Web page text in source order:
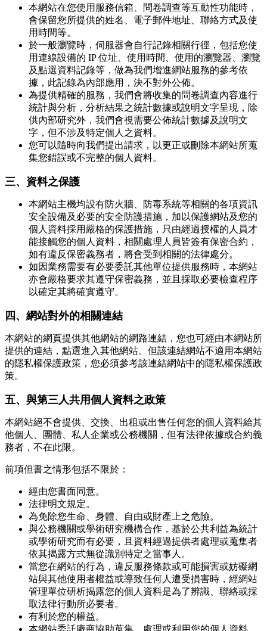
本網站在您使用服務信箱、問卷調查等互動性功能時，
會保留您所提供的姓名、電子郵件地址、聯絡方式及使
用時間等。
於一般瀏覽時，伺服器會自行記錄相關行徑，包括您使
用連線設備的 IP 位址、使用時間、使用的瀏覽器、瀏覽
及點選資料記錄等，做為我們增進網站服務的參考依
據，此記錄為內部應用，決不對外公佈。
為提供精確的服務，我們會將收集的問卷調查內容進行
統計與分析，分析結果之統計數據或說明文字呈現，除
供內部研究外，我們會視需要公佈統計數據及說明文
字，但不涉及特定個人之資料。
您可以隨時向我們提出請求，以更正或刪除本網站所蒐
集您錯誤或不完整的個人資料。
三、資料之保護
本網站主機均設有防火牆、防毒系統等相關的各項資訊
安全設備及必要的安全防護措施，加以保護網站及您的
個人資料採用嚴格的保護措施，只由經過授權的人員才
能接觸您的個人資料，相關處理人員皆簽有保密合約，
如有違反保密義務者，將會受到相關的法律處分。
如因業務需要有必要委託其他單位提供服務時，本網站
亦會嚴格要求其遵守保密義務，並且採取必要檢查程序
以確定其將確實遵守。
四、網站對外的相關連結
本網站的網頁提供其他網站的網路連結，您也可經由本網站所
提供的連結，點選進入其他網站。但該連結網站不適用本網站
的隱私權保護政策，您必須參考該連結網站中的隱私權保護政
策。
五、與第三人共用個人資料之政策
本網站絕不會提供、交換、出租或出售任何您的個人資料給其
他個人、團體、私人企業或公務機關，但有法律依據或合約義
務者，不在此限。
前項但書之情形包括不限於：
經由您書面同意。
法律明文規定。
為免除您生命、身體、自由或財產上之危險。
與公務機關或學術研究機構合作，基於公共利益為統計
或學術研究而有必要，且資料經過提供者處理或蒐集者
依其揭露方式無從識別特定之當事人。
當您在網站的行為，違反服務條款或可能損害或妨礙網
站與其他使用者權益或導致任何人遭受損害時，經網站
管理單位研析揭露您的個人資料是為了辨識、聯絡或採
取法律行動所必要者。
有利於您的權益。
本網站委託廠商協助蒐集、處理或利用您的個人資料